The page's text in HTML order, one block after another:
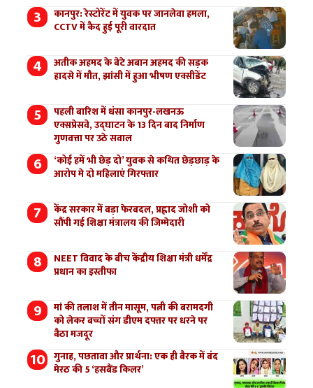
कानपुर: रेस्टोरेंट में युवक पर जानलेवा हमला,
CCTV में कैद हुई पूरी वारदात
अतीक अहमद के बेटे अबान अहमद की सड़क
हादसे में मौत, झांसी में हुआ भीषण एक्सीडेंट
पहली बारिश में धंसा कानपुर-लखनऊ
एक्सप्रेसवे, उद्घाटन के 13 दिन बाद निर्माण
गुणवत्ता पर उठे सवाल
‘कोई हमें भी छेड़ दो’ युवक से कथित छेड़छाड़ के
आरोप मे दो महिलाएं गिरफ्तार
केंद्र सरकार में बड़ा फेरबदल, प्रह्लाद जोशी को
सौंपी गई शिक्षा मंत्रालय की जिम्मेदारी
NEET विवाद के बीच केंद्रीय शिक्षा मंत्री धर्मेंद्र
प्रधान का इस्तीफा
मां की तलाश में तीन मासूम, पत्नी की बरामदगी
को लेकर बच्चों संग डीएम दफ्तर पर धरने पर
बैठा मजदूर
गुनाह, पछतावा और प्रार्थना: एक ही बैरक में बंद
मेरठ की 5 ‘हसबैंड किलर’